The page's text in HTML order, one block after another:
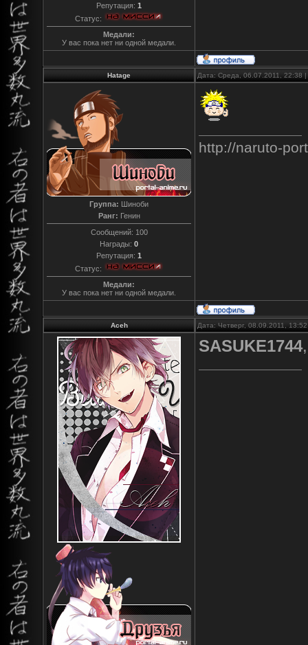
Репутация: 1
Статус:
Медали:
У вас пока нет ни одной медали.
Hatage Дата: Среда, 06.07.2011, 22:38
Группа: Шиноби
Ранг: Генин
Сообщений: 100
Награды: 0
Репутация: 1
Статус:
Медали:
У вас пока нет ни одной медали.
http://naruto-
Aceh Дата: Четверг, 08.09.2011,
SASUKE1744